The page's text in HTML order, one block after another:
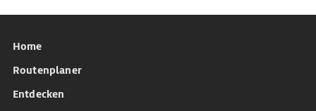
Home
Routenplaner
Entdecken